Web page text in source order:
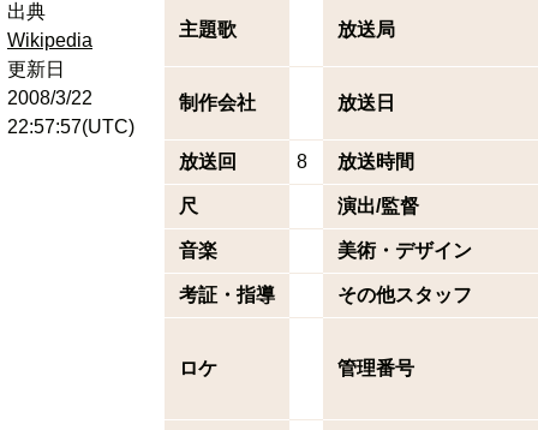
出典
Wikipedia
更新日
2008/3/22
22:57:57(UTC)
主題歌 放送局
制作会社 放送日
放送回 8 放送時間
尺 演出/監督
音楽 美術・デザイン
考証・指導 その他スタッフ
ロケ 管理番号